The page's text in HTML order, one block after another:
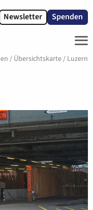
Newsletter Spenden
/ Übersichtskarte/ Luzern